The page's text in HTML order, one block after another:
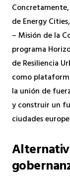
de Energy
– Misión de la
programa
de Resiliencia
como
la unión de
y construir un
ciudades